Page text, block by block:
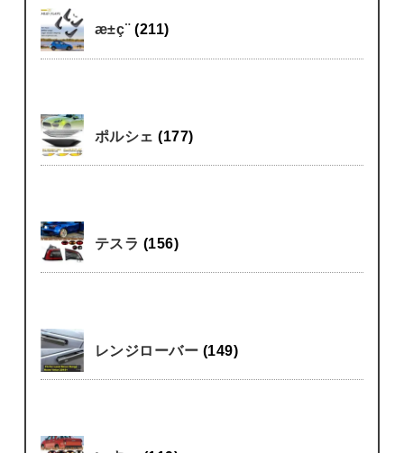
æ±ç¨(211)
ポルシェ(177)
テスラ (156)
レンジローバー (149)